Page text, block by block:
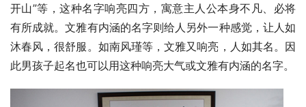
开山”等，这种名字响亮四方，寓意主人公本身不凡、必将
有所成就。文雅有内涵的名字则给人另外一种感觉，让人如
沐春风，很舒服。如南风瑾等，文雅又响亮，人如其名。因
此男孩子起名也可以用这种响亮大气或文雅有内涵的名字。